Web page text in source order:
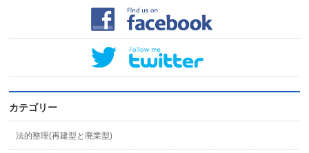
カテゴリー
法的整理(再建型と廃業型)